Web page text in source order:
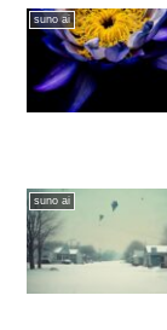
suno ai
suno ai